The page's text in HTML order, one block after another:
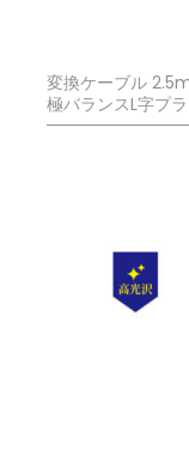
変換ケーブル
極バランスL字プ